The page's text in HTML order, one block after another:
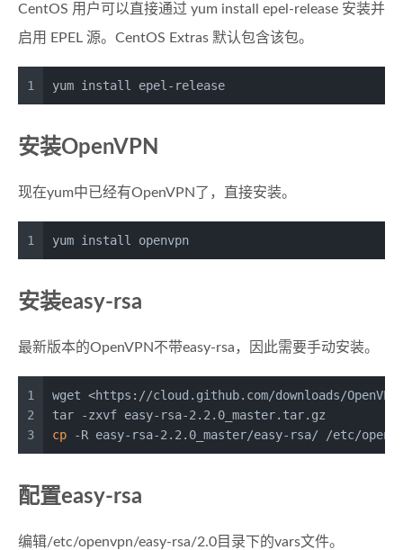
CentOS 用户可以直接通过 yum install epel-release 安装并
启用 EPEL 源。CentOS Extras 默认包含该包。
1 yum install epel-release
安装OpenVPN
现在yum中已经有OpenVPN了，直接安装。
1 yum install openvpn
安装easy-rsa
最新版本的OpenVPN不带easy-rsa，因此需要手动安装。
1
2
3
wget <https://cloud.github.com/downloads/
tar -zxvf easy-rsa-2.2.0_master.tar.gz
cp -R easy-rsa-2.2.0_master/easy-rsa/ /etc/
配置easy-rsa
编辑/etc/openvpn/easy-rsa/2.0目录下的vars文件。